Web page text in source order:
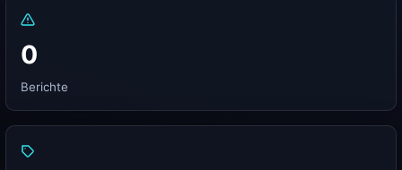
0
Berichte